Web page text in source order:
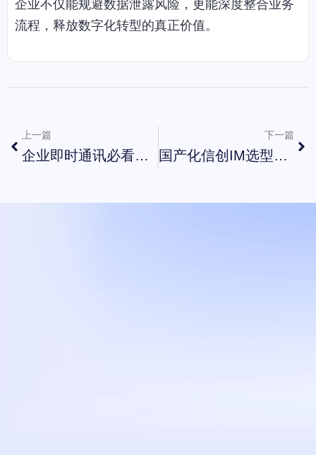
企业不仅能规避数据泄露风险，更能深度整合业务
流程，释放数字化转型的真正价值。
上一篇
企业即时通讯必看：90%的大型企业都在用的高管模式
下一篇
国产化信创IM选型指南：安全可靠的即时通讯软件必备要素